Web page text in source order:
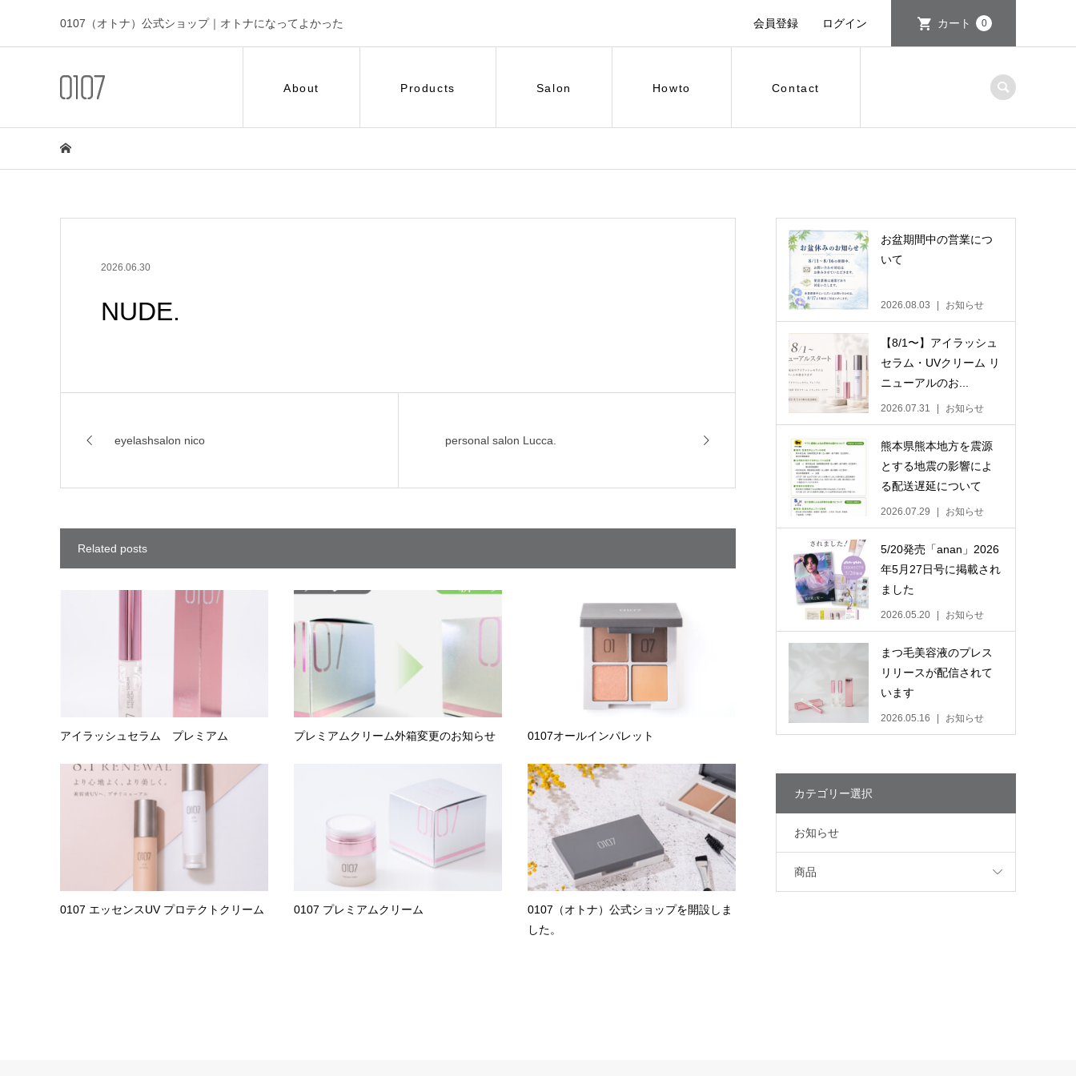
0107（オトナ）公式ショップ｜オトナになってよかった 会員登録 ログイン カート 0
About Products Salon Howto Contact
2026.06.30
NUDE.
eyelashsalon nico personal salon Lucca.
Related posts
アイラッシュセラム プレミアム プレミアムクリーム外箱変更のお知らせ 0107オールインパレット
0107 エッセンスUV プロテクトクリーム 0107 プレミアムクリーム
0107（オトナ）公式ショップを開設しま
した。
お盆期間中の営業につ
いて
2026.08.03 お知らせ
【8/1〜】アイラッシュ
セラム・UVクリーム リ
ニューアルのお...
2026.07.31 お知らせ
熊本県熊本地方を震源
とする地震の影響によ
る配送遅延について
2026.07.29 お知らせ
5/20発売「anan」2026
年5月27日号に掲載され
ました
2026.05.20 お知らせ
まつ毛美容液のプレス
リリースが配信されて
います
2026.05.16 お知らせ
カテゴリー選択
お知らせ
商品